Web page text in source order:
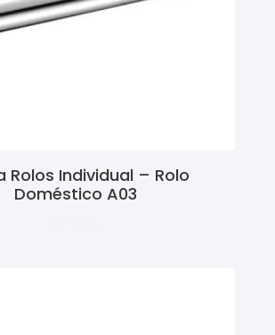
Rolos Individual – Rolo
Doméstico A03